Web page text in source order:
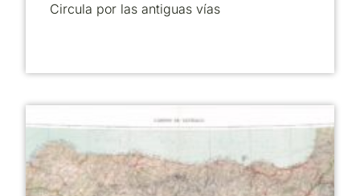
Circula por las antiguas vías